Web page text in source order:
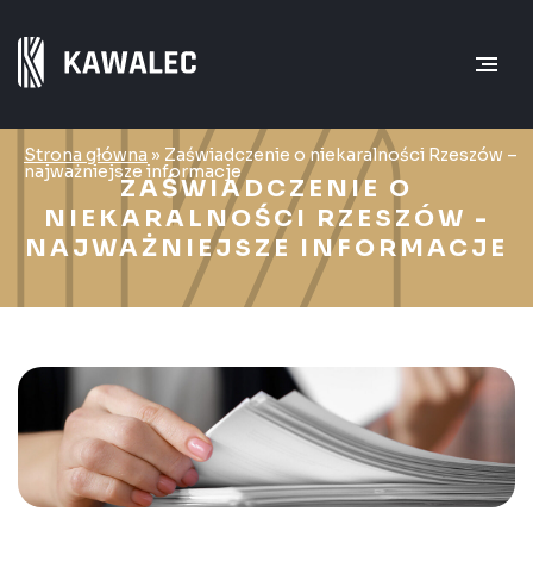
Strona główna » Zaświadczenie o niekaralności Rzeszów –
najważniejsze informacje
ZAŚWIADCZENIE O
NIEKARALNOŚCI RZESZÓW -
NAJWAŻNIEJSZE INFORMACJE